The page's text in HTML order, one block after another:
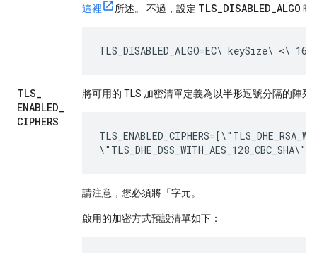
這裡 所述。 不過，設定 TLS_DISABLED_ALGO 時
TLS_DISABLED_ALGO=EC\ keySize\ <\
TLS_
ENABLED_
CIPHERS
將可用的 TLS 加密清單定義為以半形逗號分隔的陣列
\"TLS_DHE_DSS_WITH_AES_128_CBC_SHA\"]
請注意，您必須將「字元。
啟用的加密方式預設清單如下：